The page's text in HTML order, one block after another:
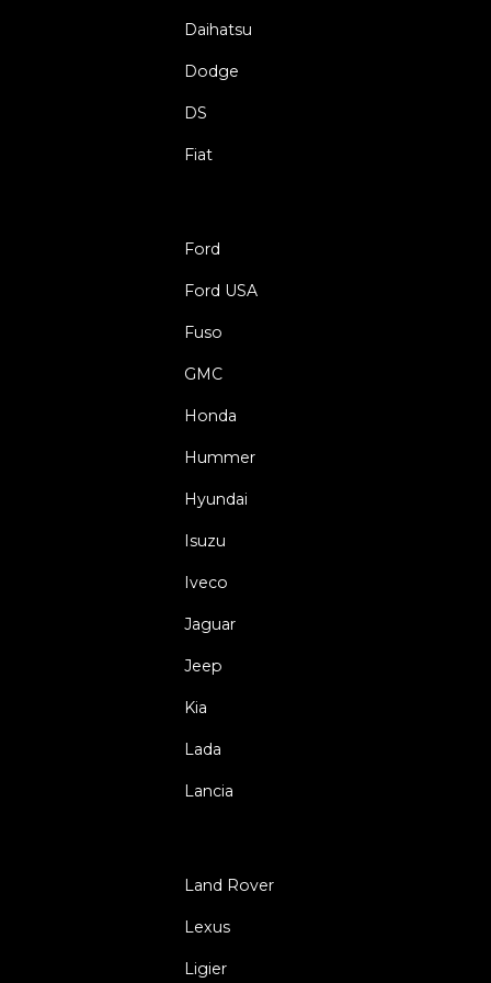
Daihatsu
Dodge
DS
Fiat
Ford
Ford USA
Fuso
GMC
Honda
Hummer
Hyundai
Isuzu
Iveco
Jaguar
Jeep
Kia
Lada
Lancia
Land Rover
Lexus
Ligier